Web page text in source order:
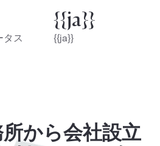
タス
{{ja}}
{{ja}}
から会社設立